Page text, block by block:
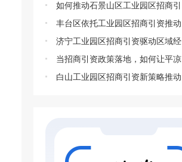
如何推动石景山区工业园区招商引
丰台区依托工业园区招商引资推动
济宁工业园区招商引资驱动区域经
当招商引资政策落地，如何让平凉
白山工业园区招商引资新策略推动